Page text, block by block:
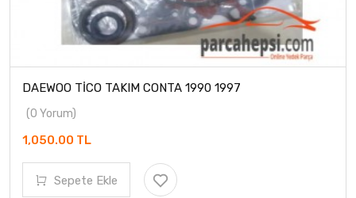
DAEWOO TİCO TAKIM CONTA 1990 1997
(0 Yorum)
1,050.00 TL
Sepete Ekle